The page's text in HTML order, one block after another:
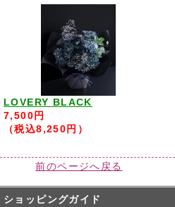
LOVERY BLACK
7,500円
（税込8,250円）
前のページへ戻る
ショッピングガイド